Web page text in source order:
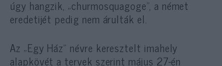
úgy hangzik, „churmosquagoge”, a német
eredetijét pedig nem árulták el.
Az „Egy Ház” névre keresztelt imahely
alapkövét a tervek szerint május 27-én